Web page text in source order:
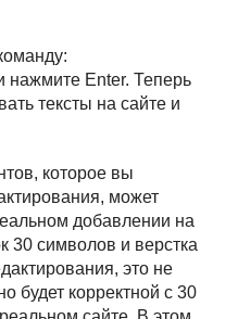
нажмите Enter. Теперь
тексты на сайте и
которое вы
может
добавлении на
30 символов и верстка
это не
будет корректной с 30